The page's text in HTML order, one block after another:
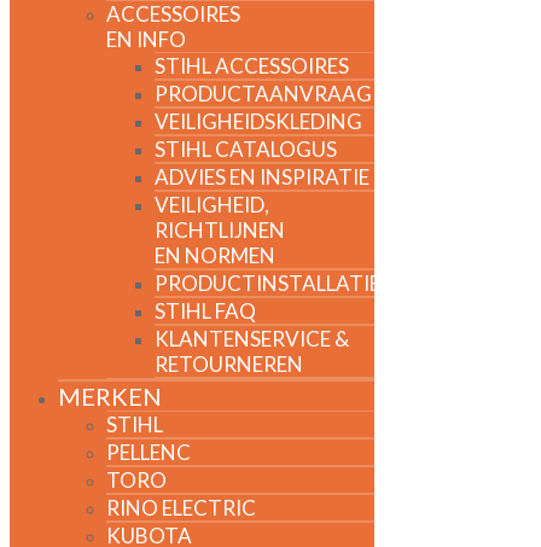
ACCESSOIRES
EN INFO
STIHL ACCESSOIRES
PRODUCTAANVRAAG
VEILIGHEIDSKLEDING
STIHL CATALOGUS
ADVIES EN INSPIRATIE
VEILIGHEID,
RICHTLIJNEN
EN NORMEN
PRODUCTINSTALLATIE
STIHL FAQ
KLANTENSERVICE &
RETOURNEREN
MERKEN
STIHL
PELLENC
TORO
RINO ELECTRIC
KUBOTA